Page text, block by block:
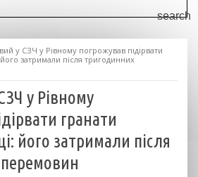
у СЗЧ у Рівному погрожував підірвати
затримали після тригодинних
у Рівному
гранати
його затримали після